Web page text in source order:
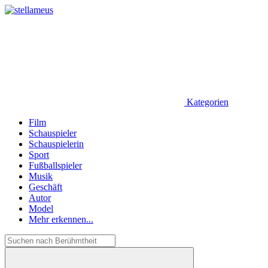
Kategorien
Film
Schauspieler
Schauspielerin
Sport
Fußballspieler
Musik
Geschäft
Autor
Model
Mehr erkennen...